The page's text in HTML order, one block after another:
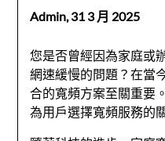
Admin,31 3 月 2025
您是否曾經因為家庭或
網速緩慢的問題？在當
合的寬頻方案至關重要
為用戶選擇寬頻服務的